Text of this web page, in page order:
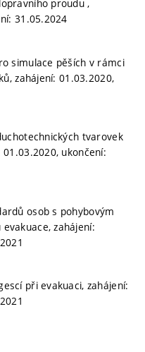
proudu ,
31.05.2024
simulace pěších v rámci
zahájení: 01.03.2020,
tvarovek
ukončení:
osob s pohybovým
zahájení:
při evakuaci, zahájení: